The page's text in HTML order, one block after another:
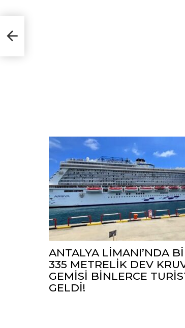
ANTALYA LİMANI’NDA
335 METRELİK DEV
GEMİSİ BİNLERCE
GELDİ!